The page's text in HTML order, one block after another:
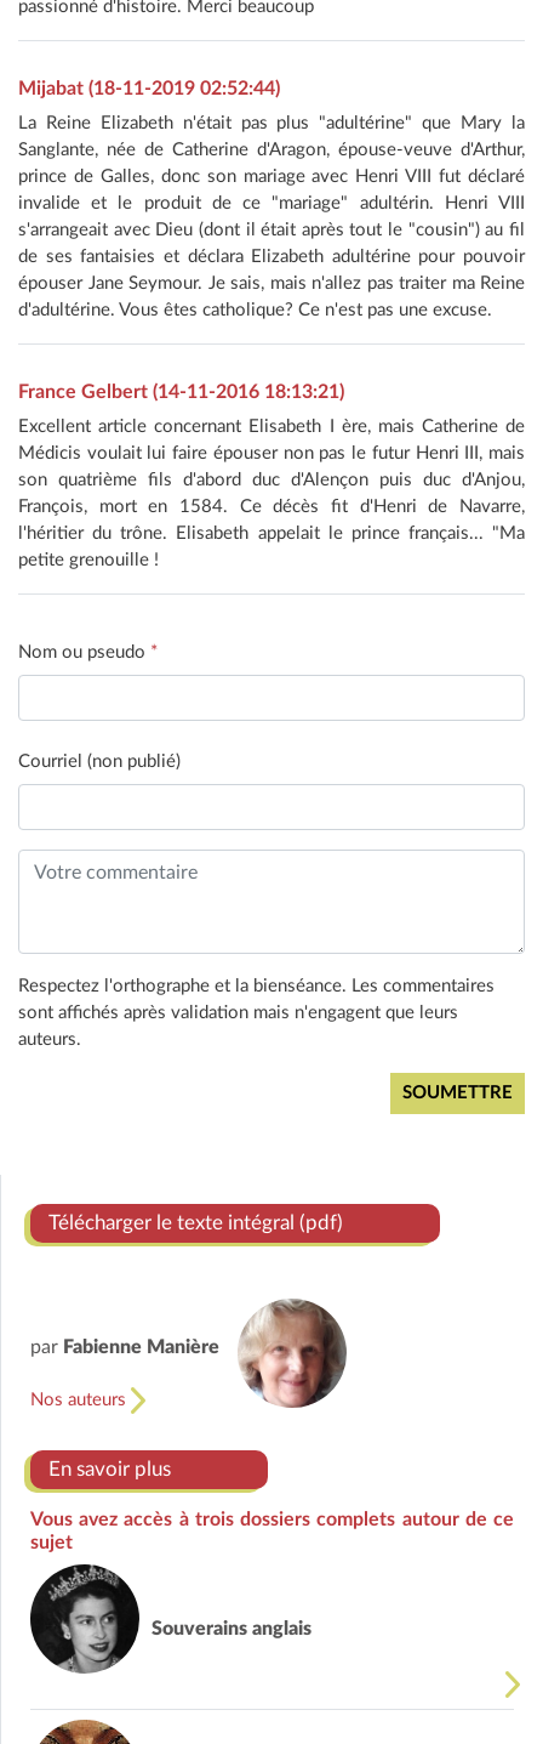
passionné d'histoire. Merci beaucoup
Mijabat (18-11-2019 02:52:44)
La Reine Elizabeth n'était pas plus "adultérine" que Mary la
Sanglante, née de Catherine d'Aragon, épouse-veuve d'Arthur,
prince de Galles, donc son mariage avec Henri VIII fut déclaré
invalide et le produit de ce "mariage" adultérin. Henri VIII
s'arrangeait avec Dieu (dont il était après tout le "cousin") au fil
de ses fantaisies et déclara Elizabeth adultérine pour pouvoir
épouser Jane Seymour. Je sais, mais n'allez pas traiter ma Reine
d'adultérine. Vous êtes catholique? Ce n'est pas une excuse.
France Gelbert (14-11-2016 18:13:21)
Excellent article concernant Elisabeth I ère, mais Catherine de
Médicis voulait lui faire épouser non pas le futur Henri III, mais
son quatrième fils d'abord duc d'Alençon puis duc d'Anjou,
François, mort en 1584. Ce décès fit d'Henri de Navarre,
l'héritier du trône. Elisabeth appelait le prince français... "Ma
petite grenouille !
Nom ou pseudo *
Courriel (non publié)
Respectez l'orthographe et la bienséance. Les commentaires
sont affichés après validation mais n'engagent que leurs
auteurs.
Télécharger le texte intégral (pdf)
par Fabienne Manière
Nos auteurs
En savoir plus
Vous avez accès à trois dossiers complets autour de ce
sujet
Souverains anglais